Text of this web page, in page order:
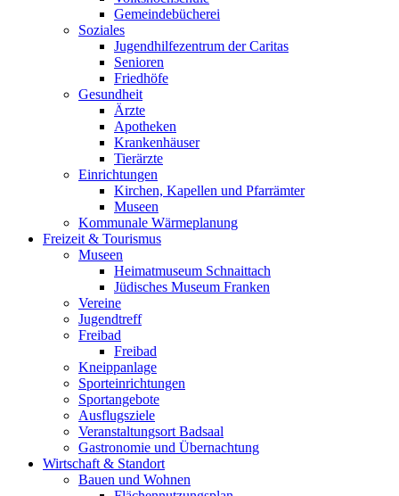
Gemeindebücherei
Soziales
Jugendhilfezentrum der Caritas
Senioren
Friedhöfe
Gesundheit
Ärzte
Apotheken
Krankenhäuser
Tierärzte
Einrichtungen
Kirchen, Kapellen und Pfarrämter
Museen
Kommunale Wärmeplanung
Freizeit & Tourismus
Museen
Heimatmuseum Schnaittach
Jüdisches Museum Franken
Vereine
Jugendtreff
Freibad
Freibad
Kneippanlage
Sporteinrichtungen
Sportangebote
Ausflugsziele
Veranstaltungsort Badsaal
Gastronomie und Übernachtung
Wirtschaft & Standort
Bauen und Wohnen